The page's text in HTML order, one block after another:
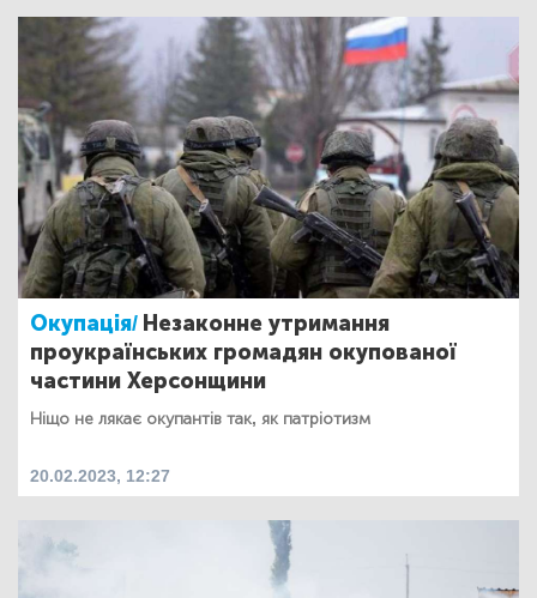
Окупація/ Незаконне утримання
проукраїнських громадян окупованої
частини Херсонщини
Ніщо не лякає окупантів так, як патріотизм
20.02.2023, 12:27